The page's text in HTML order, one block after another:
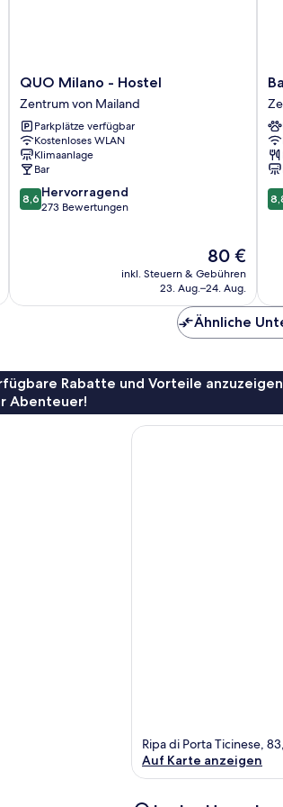
QUO
Milano
-
Hostel
Zentrum
von
Mailand
QUO Milano - Hostel
Zentrum von Mailand
Parkplätze verfügbar
Kostenloses WLAN
Klimaanlage
Bar
8.6
von
8,6 Hervorragend
273 Bewertungen
Der
Preis
beträgt
80 €
inkl. Steuern & Gebühren
23. Aug.–24. Aug.
&
Ähnliche
Rabatte und Vorteile
Abenteuer!
Ripa di Porta Ticinese,
Auf Karte anzeigen